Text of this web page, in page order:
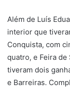
Além de Luís
interior que
Conquista, com
quatro, e Feira de
tiveram dois
e Barreiras.